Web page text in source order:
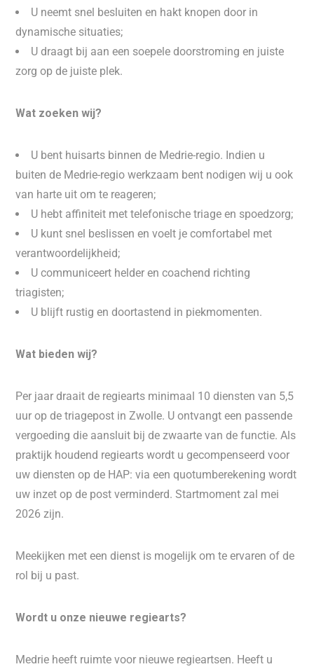
U neemt snel besluiten en hakt knopen door in
dynamische situaties;
U draagt bij aan een soepele doorstroming en juiste
zorg op de juiste plek.
Wat zoeken wij?
U bent huisarts binnen de Medrie-regio. Indien u
buiten de Medrie-regio werkzaam bent nodigen wij u ook
van harte uit om te reageren;
U hebt affiniteit met telefonische triage en spoedzorg;
U kunt snel beslissen en voelt je comfortabel met
verantwoordelijkheid;
U communiceert helder en coachend richting
triagisten;
U blijft rustig en doortastend in piekmomenten.
Wat bieden wij?
Per jaar draait de regiearts minimaal 10 diensten van 5,5
uur op de triagepost in Zwolle. U ontvangt een passende
vergoeding die aansluit bij de zwaarte van de functie. Als
praktijk houdend regiearts wordt u gecompenseerd voor
uw diensten op de HAP: via een quotumberekening wordt
uw inzet op de post verminderd. Startmoment zal mei
2026 zijn.
Meekijken met een dienst is mogelijk om te ervaren of de
rol bij u past.
Wordt u onze nieuwe regiearts?
Medrie heeft ruimte voor nieuwe regieartsen. Heeft u